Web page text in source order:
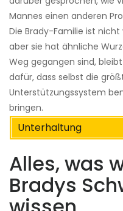
Mannes einen anderen
Die Brady-Familie ist
aber sie hat ähnliche
Weg gegangen sind,
dafür, dass selbst die
Unterstützungssystem
bringen.
Unterhaltung
Alles, was
Bradys